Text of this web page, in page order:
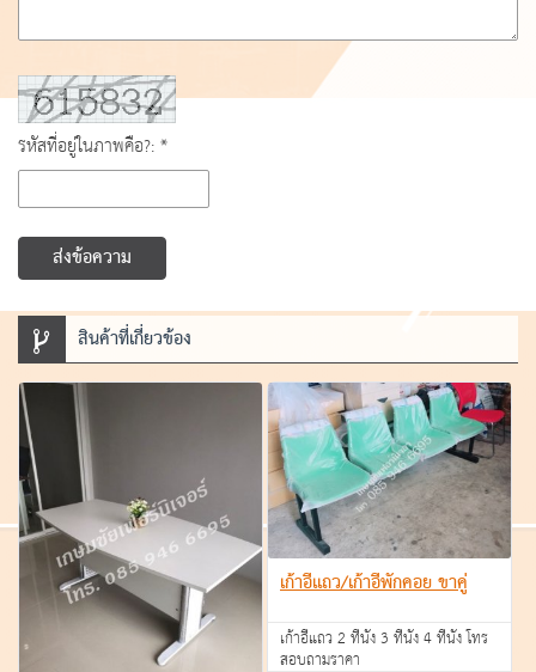
รหัสที่อยู่ในภาพคือ?: *
ส่งข้อความ
สินค้าที่เกี่ยวข้อง
เก้าอี้แถว/เก้าอี้พักคอย ขาคู่
เก้าอี้แถว 2 ที่นั่ง 3 ที่นั่ง 4 ที่นั่ง โทร
สอบถามราคา